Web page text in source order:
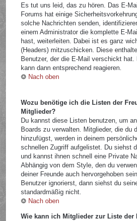
Es tut uns leid, das zu hören. Das E-
Forums hat einige
solche Nachrichten senden,
einem Administrator die komplette E-
hast, weiterleiten. Dabei ist es ganz
(Headers) mitzuschicken. Diese
Benutzer, der die E-Mail verschickt hat.
kann dann entsprechend reagieren.
Nach oben
Wozu benötige ich die Listen der
Mitglieder?
Du kannst diese Listen benutzen, um
Boards zu verwalten. Mitglieder, die du
hinzufügst, werden in deinem
schnellen Zugriff aufgelistet. Du siehst
und kannst ihnen schnell eine Private
Abhängig von dem Style, den du
deiner Freunde auch hervorgehoben
Benutzer ignorierst, dann siehst du
standardmäßig nicht.
Nach oben
Wie kann ich Mitglieder zur Liste der